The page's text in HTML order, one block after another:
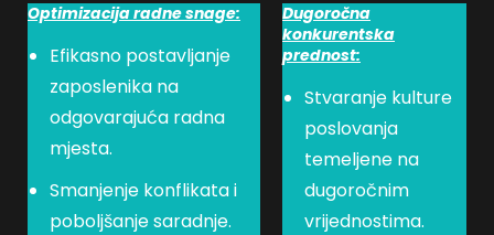
Optimizacija radne snage:
Efikasno postavljanje
zaposlenika na
odgovarajuća radna
mjesta.
Smanjenje konflikata i
poboljšanje saradnje.
Dugoročna
konkurentska
prednost:
Stvaranje kulture
poslovanja
temeljene na
dugoročnim
vrijednostima.